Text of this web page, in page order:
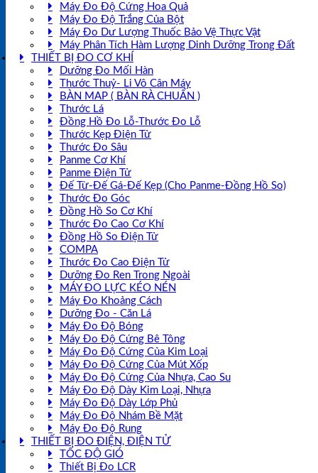
Máy Đo Độ Cứng Hoa Quả
Máy Đo Độ Trắng Của Bột
Máy Đo Dư Lượng Thuốc Bảo Vệ Thực Vật
Máy Phân Tích Hàm Lượng Dinh Dưỡng Trong Đất
THIẾT BỊ ĐO CƠ KHÍ
Dưỡng Đo Mối Hàn
Thước Thuỷ- Li Vô Cân Máy
BÀN MAP ( BÀN RÀ CHUẨN )
Thước Lá
Đồng Hồ Đo Lỗ-Thước Đo Lỗ
Thước Kẹp Điện Tử
Thước Đo Sâu
Panme Cơ Khí
Panme Điện Tử
Đế Từ-Đế Gá-Đế Kẹp (Cho Panme-Đồng Hồ So)
Thước Đo Góc
Đồng Hồ So Cơ Khí
Thước Đo Cao Cơ Khí
Đồng Hồ So Điện Tử
COMPA
Thước Đo Cao Điện Tử
Dưỡng Đo Ren Trong Ngoài
MÁY ĐO LỰC KÉO NÉN
Máy Đo Khoảng Cách
Dưỡng Đo - Căn Lá
Máy Đo Độ Bóng
Máy Đo Độ Cứng Bê Tông
Máy Đo Độ Cứng Của Kim Loại
Máy Đo Độ Cứng Của Mút Xốp
Máy Đo Độ Cứng Của Nhựa, Cao Su
Máy Đo Độ Dày Kim Loại, Nhựa
Máy Đo Độ Dày Lớp Phủ
Máy Đo Độ Nhám Bề Mặt
Máy Đo Độ Rung
THIẾT BỊ ĐO ĐIỆN, ĐIỆN TỬ
TỐC ĐỘ GIÓ
Thiết Bị Đo LCR